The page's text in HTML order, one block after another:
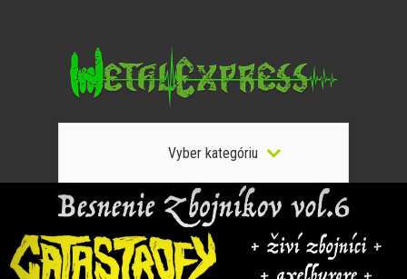
Vyber kategóriu